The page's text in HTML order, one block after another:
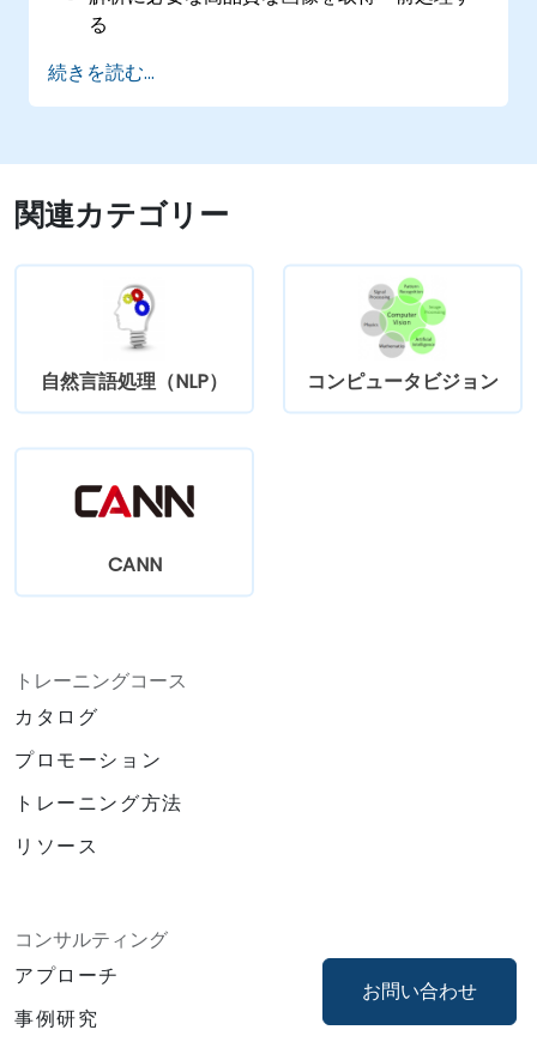
お問い合わせ
る
的判断を行う
検査レポートを生成しシステムパフォーマン
続きを読む...
関連カテゴリー
自然言語処理（NLP） コンピュータビジョン
CANN
トレーニングコース
カタログ
プロモーション
トレーニング方法
リソース
コンサルティング
アプローチ
事例研究